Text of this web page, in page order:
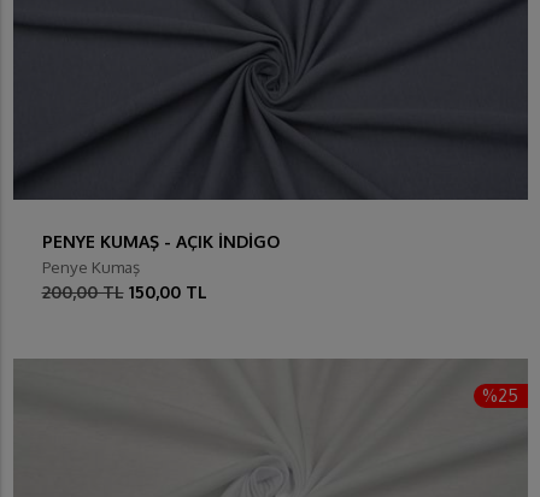
PENYE KUMAŞ - AÇIK İNDİGO
Penye Kumaş
200,00 TL 150,00 TL
%25